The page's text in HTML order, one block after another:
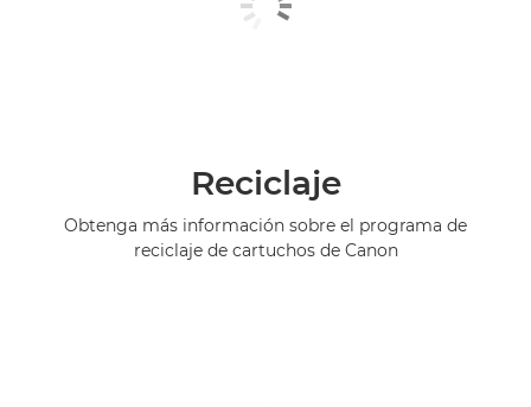
Reciclaje
Obtenga más información sobre el programa de
reciclaje de cartuchos de Canon